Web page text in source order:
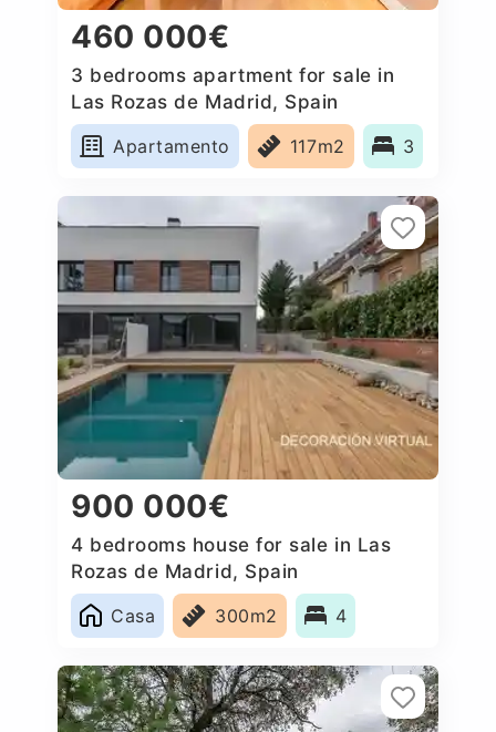
460 000€
3 bedrooms apartment for sale in
Las Rozas de Madrid, Spain
Apartamento
117m2 3
900 000€
4 bedrooms house for sale in Las
Rozas de Madrid, Spain
Casa
300m2 4